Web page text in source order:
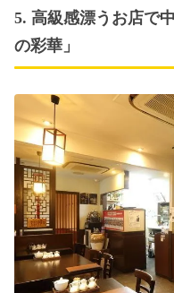
5. 高級感漂うお店で
の彩華」